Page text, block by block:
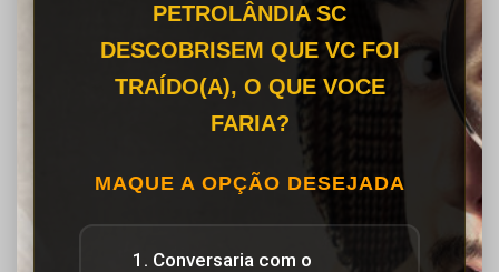
PETROLÂNDIA SC
DESCOBRISEM QUE VC FOI
TRAÍDO(A), O QUE VOCE
FARIA?
MAQUE A OPÇÃO DESEJADA
1. Conversaria com o